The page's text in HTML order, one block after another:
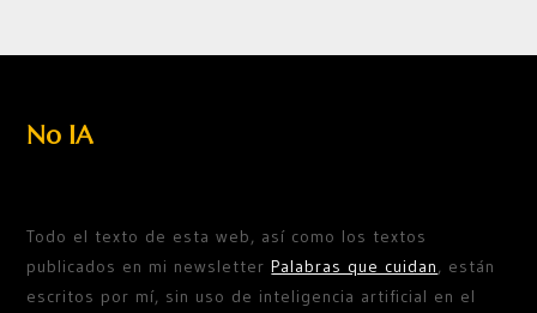
No IA
Todo el texto de esta web, así como los textos
publicados en mi newsletterPalabras que cuidan, están
escritos por mí, sin uso de inteligencia artificial en el